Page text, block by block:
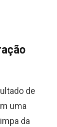
de
uma
da